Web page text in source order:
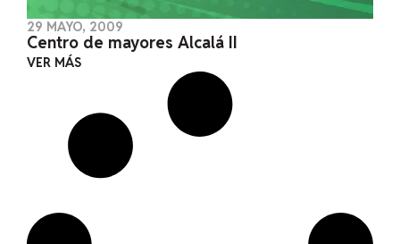
29 MAYO, 2009
Centro de mayores Alcalá II
VER MÁS